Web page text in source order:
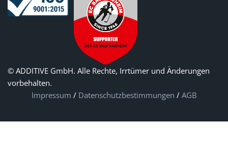
© ADDITIVE GmbH. Alle Rechte, Irrtümer und Änderungen
vorbehalten.
Impressum / Datenschutzbestimmungen / AGB